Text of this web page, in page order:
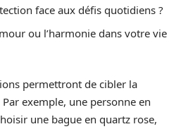
face aux défis quotidiens ?
ou l’harmonie dans votre vie
permettront de cibler la
exemple, une personne en
une bague en quartz rose,